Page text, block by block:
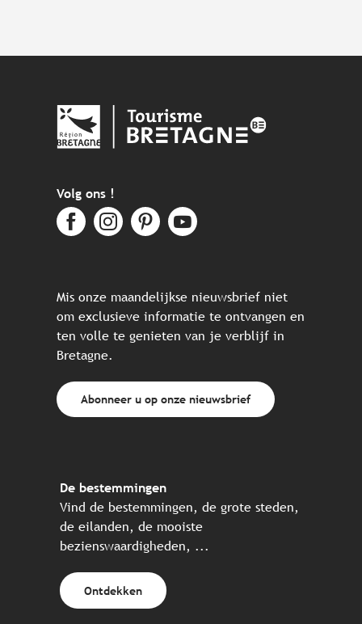
Volg ons !
Mis onze maandelijkse nieuwsbrief niet
om exclusieve informatie te ontvangen en
ten volle te genieten van je verblijf in
Bretagne.
Abonneer u op onze nieuwsbrief
De bestemmingen
Vind de bestemmingen, de grote steden,
de eilanden, de mooiste
bezienswaardigheden, ...
Ontdekken